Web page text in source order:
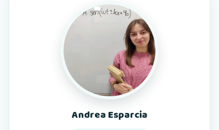
Andrea Esparcia